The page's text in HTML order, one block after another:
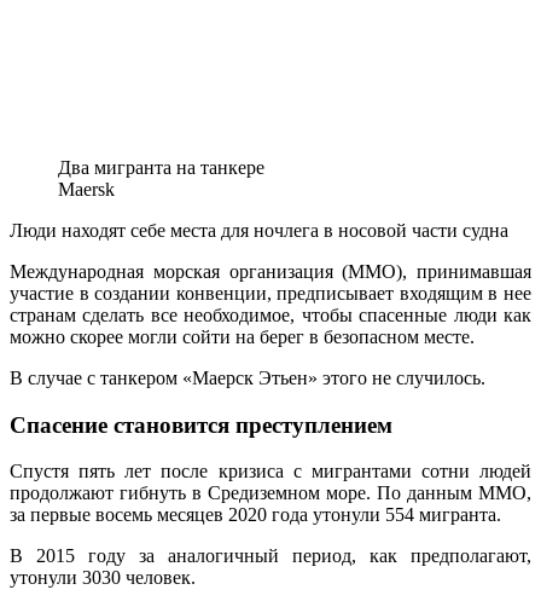
Два мигранта на танкере
Maersk
Люди находят себе места для ночлега в носовой части судна
Международная морская организация (ММО), принимавшая
участие в создании конвенции, предписывает входящим в нее
странам сделать все необходимое, чтобы спасенные люди как
можно скорее могли сойти на берег в безопасном месте.
В случае с танкером «Маерск Этьен» этого не случилось.
Спасение становится преступлением
Спустя пять лет после кризиса с мигрантами сотни людей
продолжают гибнуть в Средиземном море. По данным ММО,
за первые восемь месяцев 2020 года утонули 554 мигранта.
В 2015 году за аналогичный период, как предполагают,
утонули 3030 человек.